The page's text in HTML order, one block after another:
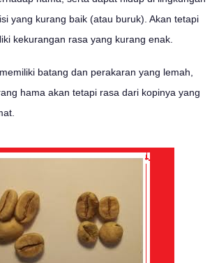
yang kurang baik (atau buruk). Akan tetapi
kekurangan rasa yang kurang enak.
batang dan perakaran yang lemah,
hama akan tetapi rasa dari kopinya yang